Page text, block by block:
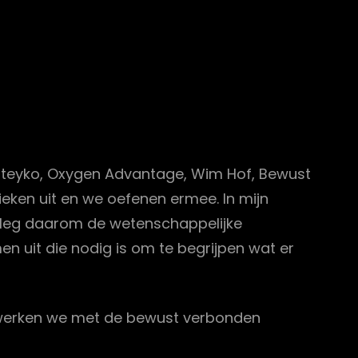
Oxygen Advantage, Wim Hof, Bewust
uit en we oefenen ermee. In mijn
daarom de wetenschappelijke
uit die nodig is om te begrijpen wat er
we met de bewust verbonden